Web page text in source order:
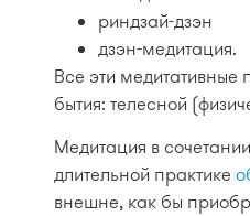
риндзай-дзэн
дзэн-медитация.
Все эти медитативные
бытия: телесной
Медитация в
длительной практике
внешне, как бы